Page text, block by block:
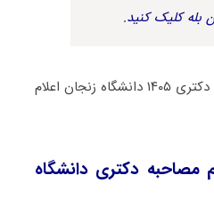
بله کلیک کنید.
زمان برگزاری مصاحبه آزمون دکتری ۱۴۰۵ دانشگاه زنجان اعلام
مصاحبه دکتری دانشگاه